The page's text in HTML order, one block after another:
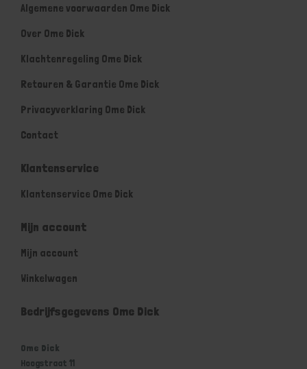
Algemene voorwaarden Ome Dick
Over Ome Dick
Klachtenregeling Ome Dick
Retouren & Garantie Ome Dick
Privacyverklaring Ome Dick
Contact
Klantenservice
Klantenservice Ome Dick
Mijn account
Mijn account
Winkelwagen
Bedrijfsgegevens Ome Dick
Ome Dick
Hoogstraat 11